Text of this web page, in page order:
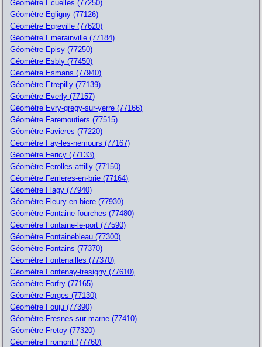
Géomètre Ecuelles (77250)
Géomètre Egligny (77126)
Géomètre Egreville (77620)
Géomètre Emerainville (77184)
Géomètre Episy (77250)
Géomètre Esbly (77450)
Géomètre Esmans (77940)
Géomètre Etrepilly (77139)
Géomètre Everly (77157)
Géomètre Evry-gregy-sur-yerre (77166)
Géomètre Faremoutiers (77515)
Géomètre Favieres (77220)
Géomètre Fay-les-nemours (77167)
Géomètre Fericy (77133)
Géomètre Ferolles-attilly (77150)
Géomètre Ferrieres-en-brie (77164)
Géomètre Flagy (77940)
Géomètre Fleury-en-biere (77930)
Géomètre Fontaine-fourches (77480)
Géomètre Fontaine-le-port (77590)
Géomètre Fontainebleau (77300)
Géomètre Fontains (77370)
Géomètre Fontenailles (77370)
Géomètre Fontenay-tresigny (77610)
Géomètre Forfry (77165)
Géomètre Forges (77130)
Géomètre Fouju (77390)
Géomètre Fresnes-sur-marne (77410)
Géomètre Fretoy (77320)
Géomètre Fromont (77760)